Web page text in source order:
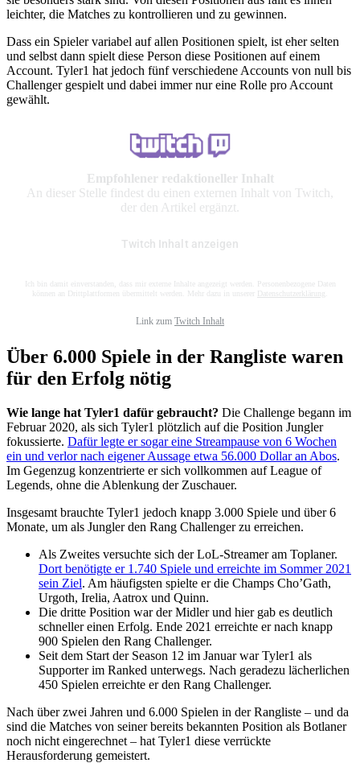
leichter, die Matches zu kontrollieren und zu gewinnen.
Dass ein Spieler variabel auf allen Positionen spielt, ist eher selten
und selbst dann spielt diese Person diese Positionen auf einem
Account. Tyler1 hat jedoch fünf verschiedene Accounts von null bis
Challenger gespielt und dabei immer nur eine Rolle pro Account
gewählt.
Empfohlener redaktioneller Inhalt
An dieser Stelle findest du einen externen Inhalt von Twitch,
der den Artikel ergänzt.
Twitch Inhalt anzeigen
Ich bin damit einverstanden, dass mir externe Inhalte angezeigt werden. Personenbezogene Daten
können an Drittplattformen übermittelt werden. Mehr dazu in unserer Datenschutzerklärung
Link zum Twitch Inhalt
Über 6.000 Spiele in der Rangliste waren
für den Erfolg nötig
Wie lange hat Tyler1 dafür gebraucht? Die Challenge begann im
Februar 2020, als sich Tyler1 plötzlich auf die Position Jungler
fokussierte. Dafür legte er sogar eine Streampause von 6 Wochen
ein und verlor nach eigener Aussage etwa 56.000 Dollar an Abos.
Im Gegenzug konzentrierte er sich vollkommen auf League of
Legends, ohne die Ablenkung der Zuschauer.
Insgesamt brauchte Tyler1 jedoch knapp 3.000 Spiele und über 6
Monate, um als Jungler den Rang Challenger zu erreichen.
Als Zweites versuchte sich der LoL-Streamer am Toplaner.
Dort benötigte er 1.740 Spiele und erreichte im Sommer 2021
sein Ziel. Am häufigsten spielte er die Champs Cho’Gath,
Urgoth, Irelia, Aatrox und Quinn.
Die dritte Position war der Midler und hier gab es deutlich
schneller einen Erfolg. Ende 2021 erreichte er nach knapp
900 Spielen den Rang Challenger.
Seit dem Start der Season 12 im Januar war Tyler1 als
Supporter im Ranked unterwegs. Nach geradezu lächerlichen
450 Spielen erreichte er den Rang Challenger.
Nach über zwei Jahren und 6.000 Spielen in der Rangliste – und da
sind die Matches von seiner bereits bekannten Position als Botlaner
noch nicht eingerechnet – hat Tyler1 diese verrückte
Herausforderung gemeistert.